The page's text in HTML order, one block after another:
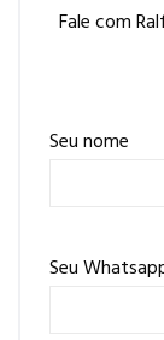
Fale com
Seu nome
Seu